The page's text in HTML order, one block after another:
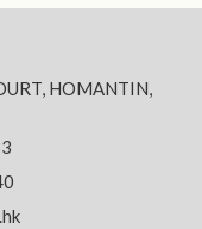
HOMANTIN,